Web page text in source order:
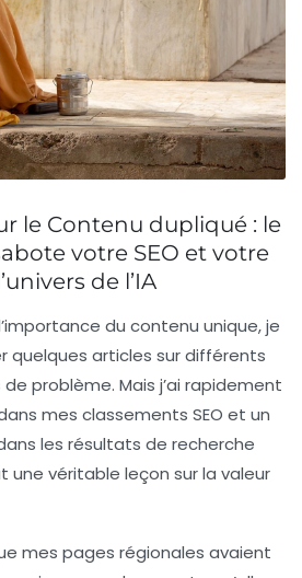
le Contenu dupliqué : le
votre SEO et votre
de l’IA
du contenu unique, je
quelques articles sur différents
problème. Mais j’ai rapidement
mes classements SEO et un
les résultats de recherche
une véritable leçon sur la valeur
mes pages régionales avaient